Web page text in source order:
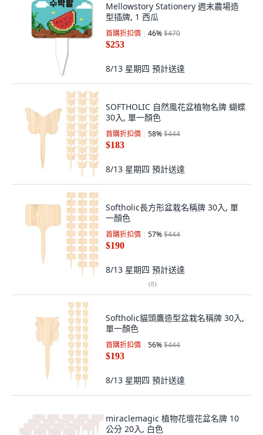
Mellowstory Stationery 週末農場造
型插牌, 1 西瓜
首購折扣價 46%$470
$253
8/13 星期四 預計送達
SOFTHOLIC 自然風花盆植物名牌 蝴蝶
30入, 單一顏色
首購折扣價 58%$444
$183
8/13 星期四 預計送達
Softholic長方形盆栽名稱牌 30入, 單
一顏色
首購折扣價 57%$444
$190
8/13 星期四 預計送達
(8)
Softholic貓頭鷹造型盆栽名稱牌 30入,
單一顏色
首購折扣價 56%$444
$193
8/13 星期四 預計送達
miraclemagic 植物花壇花盆名牌 10
公分 20入, 白色